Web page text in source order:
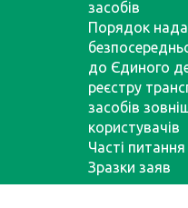
засобів
Порядок
до Єдиного
реєстру
засобів
користувачів
Часті питання
Зразки заяв